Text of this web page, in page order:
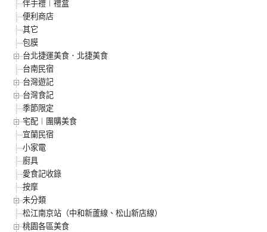
伴手禮︱禮盒
便利商店
其它
包膜
台北捷運美食．北捷美食
台南民宿
台灣遊記
台灣食記
季節限定
宅配︱團購美食
宜蘭民宿
小家電
廚具
愛食記收錄
按摩
未分類
松江南京站（中和新蘆線、松山新店線）
桃園各區美食